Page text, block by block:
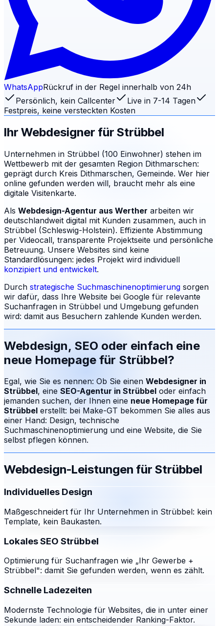
WhatsAppRückruf in der Regel innerhalb von 24h
Persönlich, kein Callcenter
Live in 7-14 Tagen
Festpreis, keine versteckten Kosten
Ihr Webdesigner für Strübbel
Unternehmen in Strübbel (100 Einwohner) stehen im
Wettbewerb mit der gesamten Region Dithmarschen:
geprägt durch Kreis Dithmarschen, Gemeinde. Wer hier
online gefunden werden will, braucht mehr als eine
digitale Visitenkarte.
Als Webdesign-Agentur aus Werther arbeiten wir
deutschlandweit digital mit Kunden zusammen, auch in
Strübbel (Schleswig-Holstein). Effiziente Abstimmung
per Videocall, transparente Projektseite und persönliche
Betreuung. Unsere Websites sind keine
Standardlösungen: jedes Projekt wird individuell
konzipiert und entwickelt.
Durch strategische Suchmaschinenoptimierung sorgen
wir dafür, dass Ihre Website bei Google für relevante
Suchanfragen in Strübbel und Umgebung gefunden
wird: damit aus Besuchern zahlende Kunden werden.
Webdesign, SEO oder einfach eine
neue Homepage für Strübbel?
Egal, wie Sie es nennen: Ob Sie einen Webdesigner in
Strübbel, eine SEO-Agentur in Strübbel oder einfach
jemanden suchen, der Ihnen eine neue Homepage für
Strübbel erstellt: bei Make-GT bekommen Sie alles aus
einer Hand: Design, technische
Suchmaschinenoptimierung und eine Website, die Sie
selbst pflegen können.
Webdesign-Leistungen für Strübbel
Individuelles Design
Maßgeschneidert für Ihr Unternehmen in Strübbel: kein
Template, kein Baukasten.
Lokales SEO Strübbel
Optimierung für Suchanfragen wie „Ihr Gewerbe +
Strübbel": damit Sie gefunden werden, wenn es zählt.
Schnelle Ladezeiten
Modernste Technologie für Websites, die in unter einer
Sekunde laden: ein entscheidender Ranking-Faktor.